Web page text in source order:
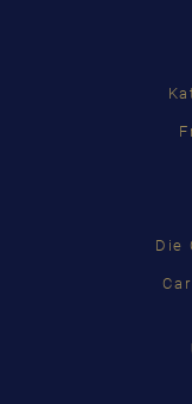
Die